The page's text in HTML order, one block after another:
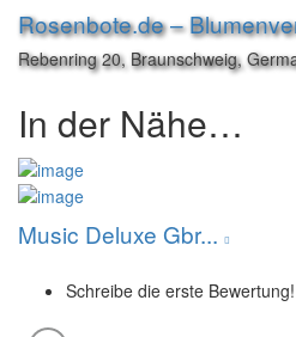
Rosenbote.de –
Rebenring 20, Braunschweig,
In der Nähe…
Music Deluxe Gbr...
Schreibe die erste Bewertung!